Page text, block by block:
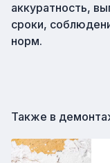
аккуратность,
сроки,
норм.
Также в